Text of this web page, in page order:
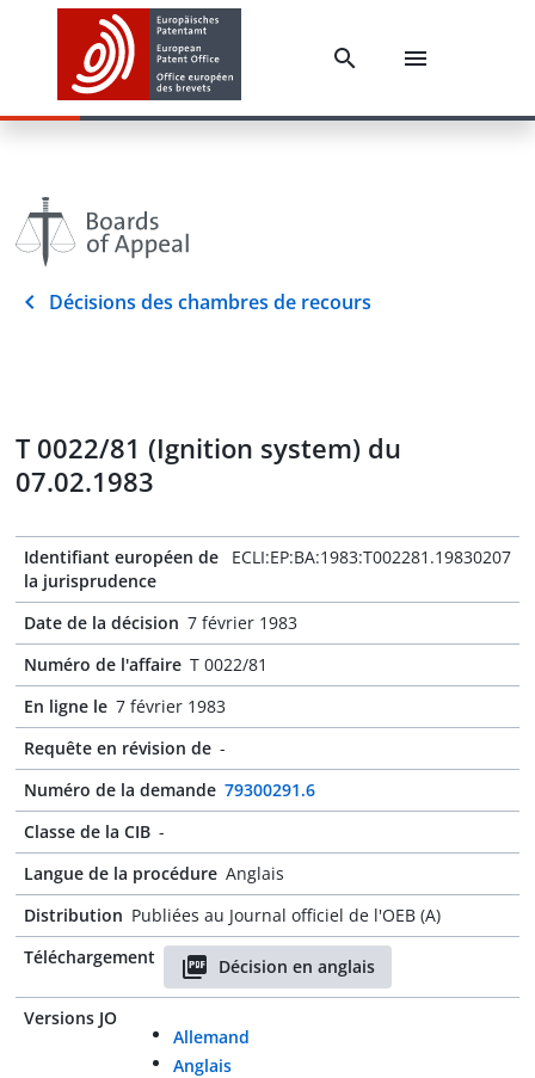
Décisions des chambres de recours
T 0022/81 (Ignition system) du
07.02.1983
Identifiant européen de
la jurisprudence
ECLI:EP:BA:1983:T002281.19830207
Date de la décision 7 février 1983
Numéro de l'affaire T 0022/81
En ligne le 7 février 1983
Requête en révision de -
Numéro de la demande 79300291.6
Classe de la CIB -
Langue de la procédure Anglais
Distribution Publiées au Journal officiel de l'OEB (A)
Téléchargement
Décision en anglais
Versions JO
Allemand
Anglais